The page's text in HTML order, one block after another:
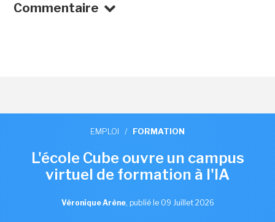
Commentaire
EMPLOI / FORMATION
L'école Cube ouvre un campus
virtuel de formation à l'IA
Véronique Arène, publié le 09 Juillet 2026